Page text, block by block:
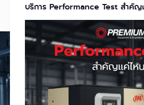
บริการ Performance Test สำคัญ